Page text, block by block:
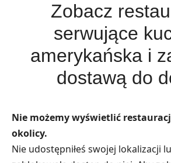
Zobacz
serwujące
amerykańska i
dostawą do
Nie możemy wyświetlić
okolicy.
Nie udostępniłeś swojej lokalizacji